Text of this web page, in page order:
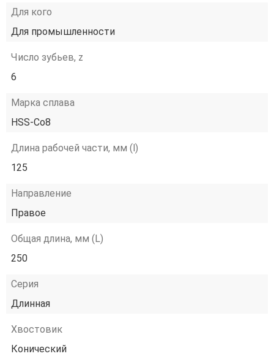
Для кого
Для промышленности
Число зубьев, z
6
Марка сплава
HSS-Co8
Длина рабочей части, мм (l)
125
Направление
Правое
Общая длина, мм (L)
250
Серия
Длинная
Хвостовик
Конический